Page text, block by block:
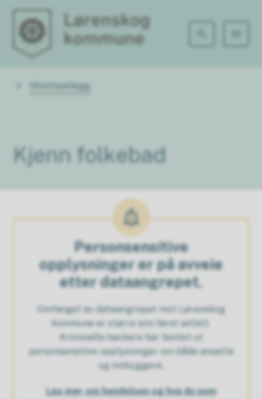
Lørenskog kommune
Du er her:
Idrettsanlegg
Kjenn folkebad
Personsensitive
opplysninger er på avveie
etter dataangrepet.
Omfanget av dataangrepet mot Lørenskog
kommune er større enn først antatt.
Kriminelle hackere har hentet ut
personsensitive opplysninger om både ansatte
og innbyggere.
Les mer om hendelsen og hva du som